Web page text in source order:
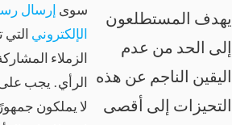
هذه
إرسال رسائل البريد
التي تطلب فيها من
الزملاء المشاركة في استطلاع
الرأي. يجب على الأشخاص الذين
لا يملكون جمهورًا جاهزًا طرح